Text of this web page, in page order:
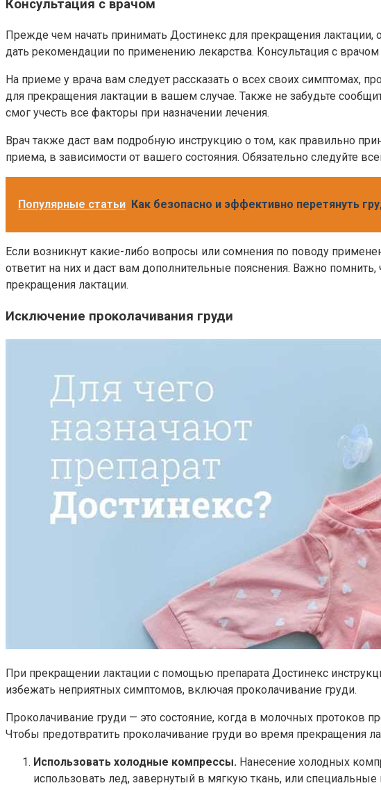
Консультация с врачом
Прежде чем начать принимать Достинекс для прекращения
дать рекомендации по применению лекарства. Консультация с
На приеме у врача вам следует рассказать о всех своих симптомах,
для прекращения лактации в вашем случае. Также не забудьте
смог учесть все факторы при назначении лечения.
Врач также даст вам подробную инструкцию о том, как правильно
приема, в зависимости от вашего состояния. Обязательно следуйте
Популярные статьи Как безопасно и эффективно перетянуть
Если возникнут какие-либо вопросы или сомнения по поводу
ответит на них и даст вам дополнительные пояснения. Важно
прекращения лактации.
Исключение проколачивания груди
При прекращении лактации с помощью препарата Достинекс
избежать неприятных симптомов, включая проколачивание груди.
Проколачивание груди — это состояние, когда в молочных
Чтобы предотвратить проколачивание груди во время прекращения
Использовать холодные компрессы. Нанесение холодных
использовать лед, завернутый в мягкую ткань, или